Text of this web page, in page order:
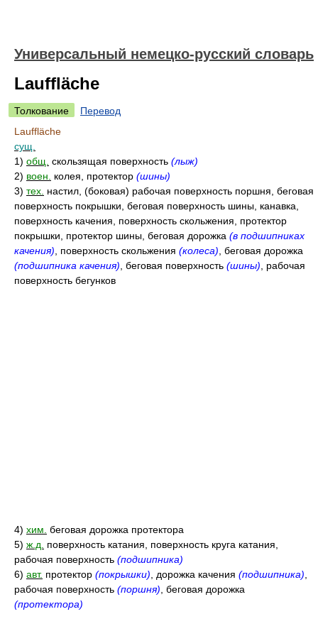
Универсальный немецко-русский словарь
Lauffläche
Толкование
Перевод
Lauffläche
сущ.
1) общ. скользящая поверхность (лыж)
2) воен. колея, протектор (шины)
3) тех. настил, (боковая) рабочая поверхность поршня, беговая
поверхность покрышки, беговая поверхность шины, канавка,
поверхность качения, поверхность скольжения, протектор
покрышки, протектор шины, беговая дорожка (в подшипниках
качения) , поверхность скольжения (колеса) , беговая дорожка
(подшипника качения) , беговая поверхность (шины) , рабочая
поверхность бегунков
4) хим. беговая дорожка протектора
5) ж.д.
поверхность катания, поверхность круга катания,
рабочая поверхность (подшипника)
6) авт. протектор (покрышки) , дорожка качения (подшипника)
рабочая поверхность (поршня) , беговая дорожка
(протектора)